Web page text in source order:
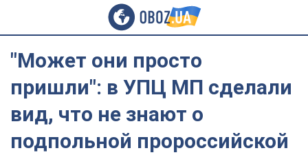
"Может они просто
пришли": в УПЦ МП сделали
вид, что не знают о
подпольной пророссийской